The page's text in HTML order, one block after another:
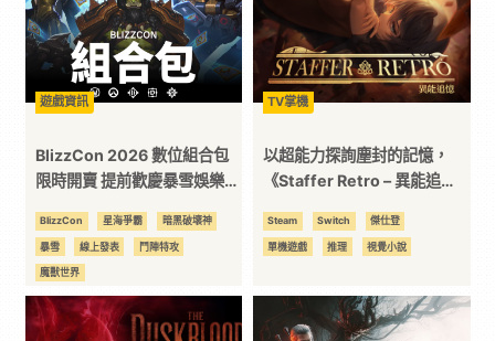
次
元
｜
3C
科
遊戲資訊
BlizzCon 2026 數位組合包
限時開賣 提前歡慶暴雪娛樂全
勵同步推出 購買終極典藏系列
再享珍稀收藏物品
BlizzCon 星海爭霸 暗黑破壞神
暴雪 線上發表 鬥陣特攻
魔獸世界
TV掌機
以超能力探詢塵封的記憶，
《Staffer Retro – 異能追
版今日發售！
Steam Switch 傑仕登
單機遊戲 推理 視覺小說